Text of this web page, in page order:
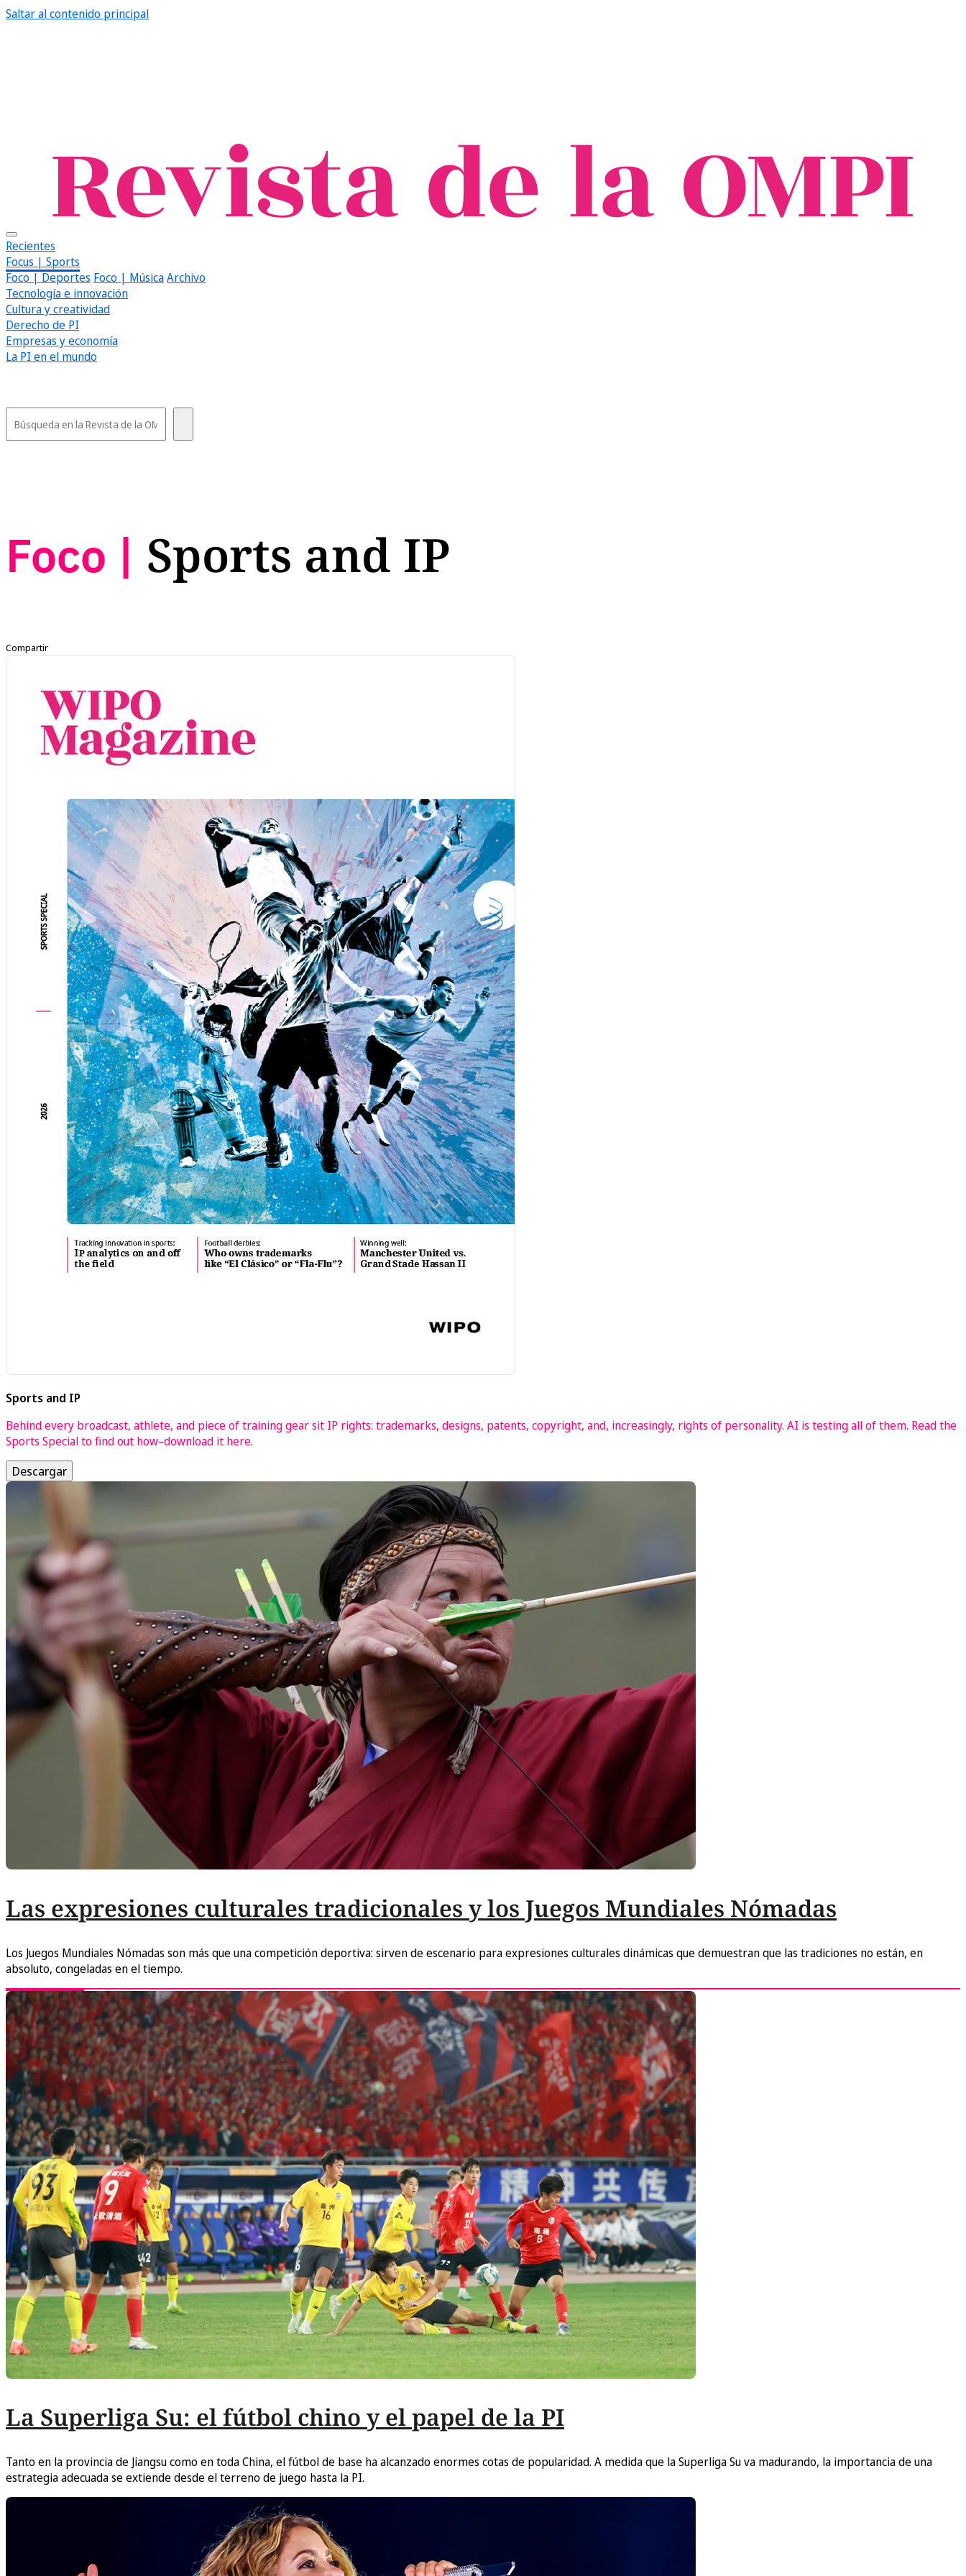
Saltar al contenido principal
Recientes
Focus | Sports
Foco | Deportes Foco | MúsicaArchivo
Tecnología e innovación
Cultura y creatividad
Derecho de PI
Empresas y economía
La PI en el mundo
Foco | Sports and IP
Compartir
Sports and IP
Behind every broadcast, athlete, and piece of training gear sit IP rights: trademarks, designs, patents, copyright, and, increasingly, rights of personality. AI is testing all of them. Read the
Sports Special to find out how–download it here.
Descargar
Las expresiones culturales tradicionales y los Juegos Mundiales Nómadas
Los Juegos Mundiales Nómadas son más que una competición deportiva: sirven de escenario para expresiones culturales dinámicas que demuestran que las tradiciones no están, en
absoluto, congeladas en el tiempo.
La Superliga Su: el fútbol chino y el papel de la PI
Tanto en la provincia de Jiangsu como en toda China, el fútbol de base ha alcanzado enormes cotas de popularidad. A medida que la Superliga Su va madurando, la importancia de una
estrategia adecuada se extiende desde el terreno de juego hasta la PI.